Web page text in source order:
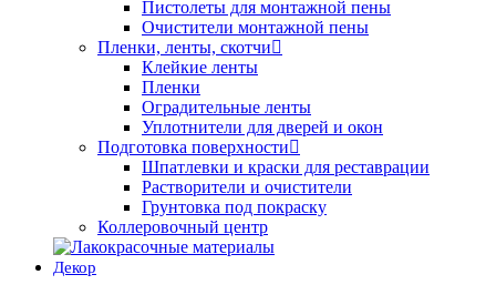
Пистолеты для монтажной пены
Очистители монтажной пены
Пленки, ленты, скотчи
Клейкие ленты
Пленки
Оградительные ленты
Уплотнители для дверей и окон
Подготовка поверхности
Шпатлевки и краски для реставрации
Растворители и очистители
Грунтовка под покраску
Коллеровочный центр
Декор